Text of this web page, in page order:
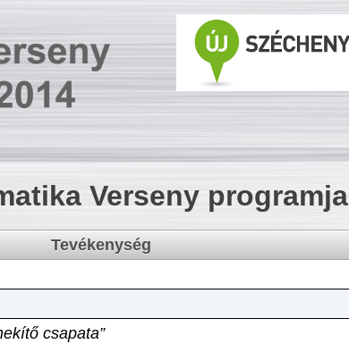
Verseny programja
Tevékenység
csapata”